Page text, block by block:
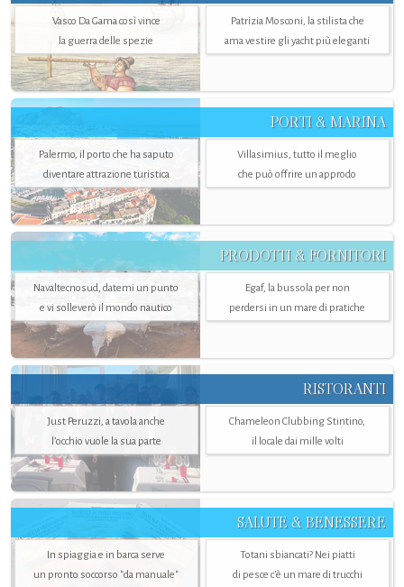
Vasco Da Gama così vince
la guerra delle spezie
Patrizia Mosconi, la stilista che
ama vestire gli yacht più eleganti
PORTI & MARINA
Palermo, il porto che ha saputo
diventare attrazione turistica
Villasimius, tutto il meglio
che può offrire un approdo
PRODOTTI & FORNITORI
Navaltecnosud, datemi un punto
e vi solleverò il mondo nautico
Egaf, la bussola per non
perdersi in un mare di pratiche
RISTORANTI
Just Peruzzi, a tavola anche
l’occhio vuole la sua parte
Chameleon Clubbing Stintino,
il locale dai mille volti
SALUTE & BENESSERE
In spiaggia e in barca serve
un pronto soccorso "da manuale"
Totani sbiancati? Nei piatti
di pesce c'è un mare di trucchi